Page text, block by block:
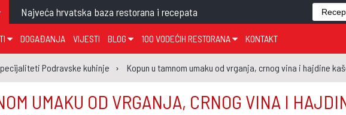
Najveća hrvatska baza restorana i recepata
ŽUPANIJA
KRAPINSKO-ZAGORSKA ŽUPANIJA
SISAČKO-MOSLAVAČKA ŽUPANIJA
VARAŽDINSKA ŽUPANIJA
PREDJELO
JELO
MEĐUJELO
UMAK
DOGAĐANJA VIJESTI BLOG
TEMA TJEDNA
ZANIMLJIVOSTI
KLUB
GASTRO REGIJE
100 VODEĆIH RESTORANA
GLASANJE KNJIGE
KONTAKT
Podravske kuhinje Kopun u tamnom umaku od vrganja, crnog vina i hajdine
UMAKU OD VRGANJA, CRNOG VINA I